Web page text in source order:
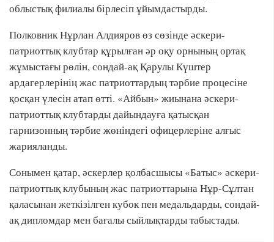
облыстық филиалы бірлесіп ұйымдастырды.
Полковник Нұрлан Алдияров өз сөзінде әскери-
патриоттық клубтар құрылған әр оқу орнының ортақ
жұмыстағы рөлін, сондай-ақ Қарулы Күштер
ардагерлерінің жас патриоттардың тәрбие процесіне
қосқан үлесін атап өтті. «Айбын» жиынана әскери-
патриоттық клубтарды дайындауға қатысқан
гарнизонның тәрбие жөніндегі офицерлеріне алғыс
жарияланды.
Сонымен қатар, әскерлер қолбасшысы «Батыс» әскери-
патриоттық клубының жас патриоттарына Нұр-Сұлтан
қаласынан жеткізілген кубок пен медальдарды, сондай-
ақ дипломдар мен бағалы сыйлықтарды табыстады.